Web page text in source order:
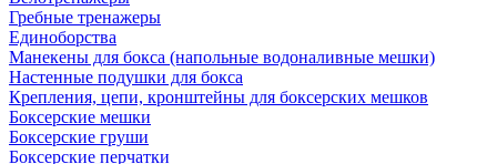
Гребные тренажеры
Единоборства
Манекены для бокса (напольные водоналивные мешки)
Настенные подушки для бокса
Крепления, цепи, кронштейны для боксерских мешков
Боксерские мешки
Боксерские груши
Боксерские перчатки